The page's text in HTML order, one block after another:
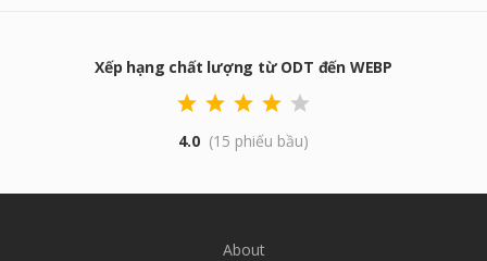
Xếp hạng chất lượng từ ODT đến WEBP
4.0 (15 phiếu bầu)
About